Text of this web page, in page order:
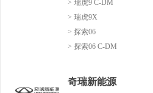
> 瑞虎9 C-DM
> 瑞虎9X
> 探索06
> 探索06 C-DM
奇瑞新能源